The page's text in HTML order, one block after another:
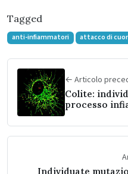
Tagged
anti-infiammatori attacco di
← Articolo
Colite:
processo
Individuate